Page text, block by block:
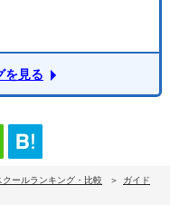
を見る
ールランキング・比較
ガイド